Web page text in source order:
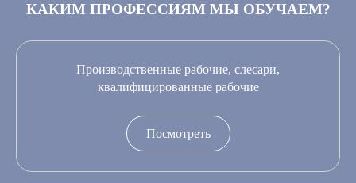
КАКИМ ПРОФЕССИЯМ МЫ ОБУЧАЕМ?
Производственные рабочие, слесари,
квалифицированные рабочие
Посмотреть